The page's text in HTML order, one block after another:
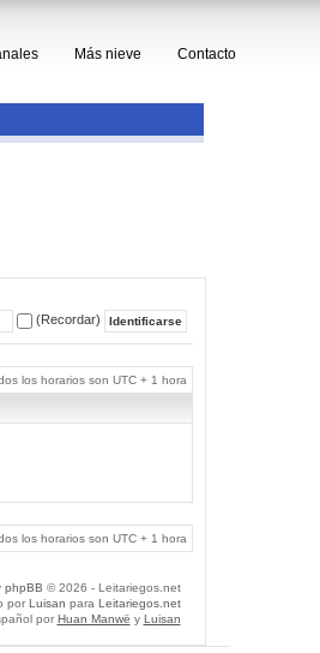
Más nieve Contacto
(Recordar)
los horarios son UTC + 1 hora
los horarios son UTC + 1 hora
phpBB © 2026 - Leitariegos.net
por Luisan para Leitariegos.net
por Huan Manwë y Luisan